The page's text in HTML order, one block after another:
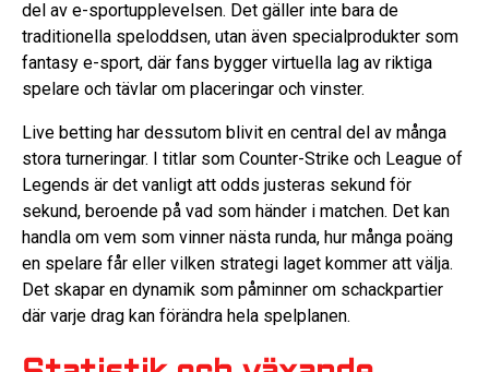
del av e-sportupplevelsen. Det gäller inte bara de
traditionella speloddsen, utan även specialprodukter som
fantasy e-sport, där fans bygger virtuella lag av riktiga
spelare och tävlar om placeringar och vinster.
Live betting har dessutom blivit en central del av många
stora turneringar. I titlar som Counter-Strike och League of
Legends är det vanligt att odds justeras sekund för
sekund, beroende på vad som händer i matchen. Det kan
handla om vem som vinner nästa runda, hur många poäng
en spelare får eller vilken strategi laget kommer att välja.
Det skapar en dynamik som påminner om schackpartier
där varje drag kan förändra hela spelplanen.